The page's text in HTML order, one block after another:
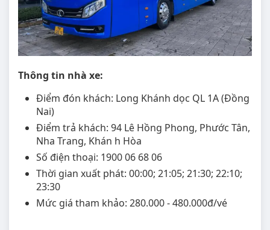
Thông tin nhà xe:
Điểm đón khách: Long Khánh dọc QL 1A (Đồng
Nai)
Điểm trả khách: 94 Lê Hồng Phong, Phước Tân,
Nha Trang, Khán h Hòa
Số điện thoại: 1900 06 68 06
Thời gian xuất phát: 00:00; 21:05; 21:30; 22:10;
23:30
Mức giá tham khảo: 280.000 - 480.000đ/vé